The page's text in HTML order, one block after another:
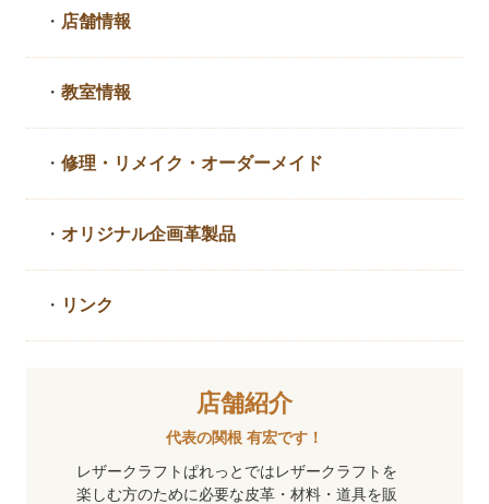
・ 店舗情報
・教室情報
・修理・リメイク・ オーダーメイド
・ オリジナル企画革製品
・ リンク
店舗紹介
代表の関根 有宏です！
レザークラフトぱれっとではレザークラフトを
楽しむ方のために必要な皮革・材料・道具を販